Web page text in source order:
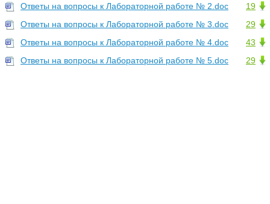
19
Ответы на вопросы к Лабораторной работе № 2.doc
29
Ответы на вопросы к Лабораторной работе № 3.doc
43
Ответы на вопросы к Лабораторной работе № 4.doc
29
Ответы на вопросы к Лабораторной работе № 5.doc